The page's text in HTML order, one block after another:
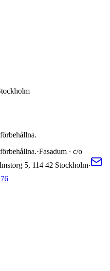
·Fasadum · c/o
5, 114 42 Stockholm·